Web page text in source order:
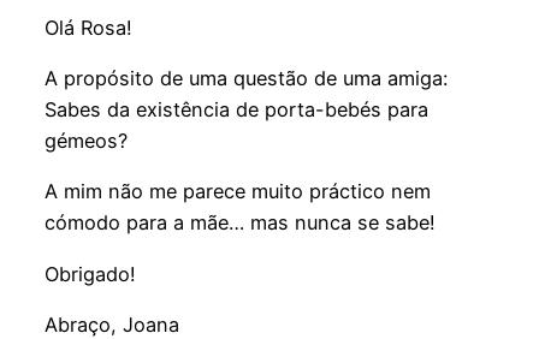
Olá Rosa!
A propósito de uma questão de uma amiga:
Sabes da existência de porta-bebés para
gémeos?
A mim não me parece muito práctico nem
cómodo para a mãe… mas nunca se sabe!
Obrigado!
Abraço, Joana